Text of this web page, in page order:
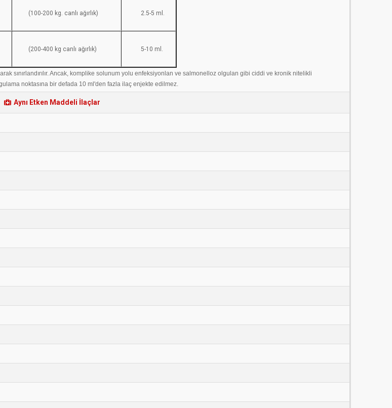
(100-200 kg. canlı ağırlık) 2.5-5 ml.
(200-400 kg canlı ağırlık) 5-10 ml.
sınırlandırılır. Ancak, komplike solunum yolu enfeksiyonlan ve salmonelloz olgulan gibi ciddi ve kronik nitelikli
noktasına bir defada 10 ml'den fazla ilaç enjekte edilmez.
Aynı Etken Maddeli İlaçlar